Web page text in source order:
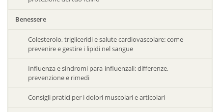
Benessere
Colesterolo, trigliceridi e salute cardiovascolare: come
prevenire e gestire i lipidi nel sangue
Influenza e sindromi para-influenzali: differenze,
prevenzione e rimedi
Consigli pratici per i dolori muscolari e articolari